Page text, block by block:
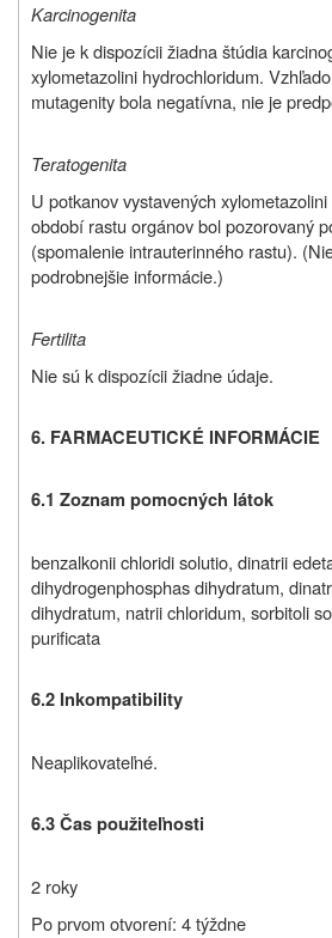
Karcinogenita
Nie je k dispozícii žiadna štúdia
xylometazolini hydrochloridum.
mutagenity bola negatívna, nie je
Teratogenita
U potkanov vystavených
období rastu orgánov bol pozorovaný
(spomalenie intrauterinného rastu).
podrobnejšie informácie.)
Fertilita
Nie sú k dispozícii žiadne údaje.
6. FARMACEUTICKÉ INFORMÁCIE
6.1 Zoznam pomocných látok
benzalkonii chloridi solutio, dinatrii
dihydrogenphosphas dihydratum,
dihydratum, natrii chloridum, sorbitoli
purificata
6.2 Inkompatibility
Neaplikovateľné.
6.3 Čas použiteľnosti
2 roky
Po prvom otvorení: 4 týždne